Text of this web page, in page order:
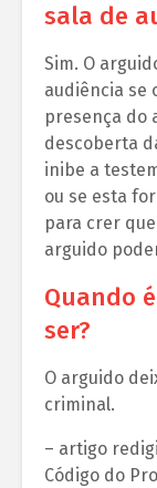
sala de
Sim. O
audiência se
presença do
descoberta
inibe a
ou se esta
para crer
arguido
Quando
ser?
O arguido
criminal.
– artigo
Código do